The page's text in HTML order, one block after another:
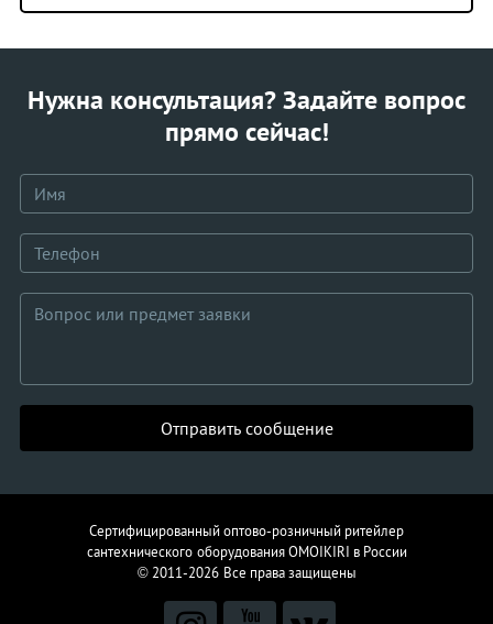
Нужна консультация? Задайте вопрос
прямо сейчас!
Отправить сообщение
Сертифицированный оптово-розничный ритейлер
сантехнического оборудованияOMOIKIRI в России
© 2011-2026 Все права защищены